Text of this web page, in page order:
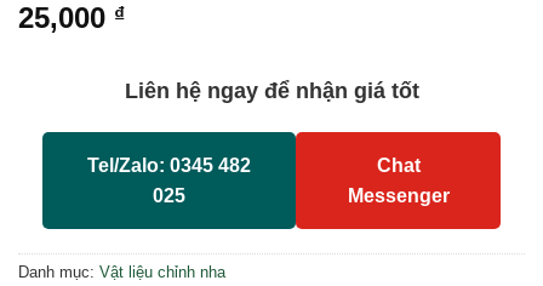
25,000 ₫
Liên hệ ngay để nhận giá tốt
Tel/Zalo: 0345 482
025
Chat
Messenger
Danh mục: Vật liệu chỉnh nha